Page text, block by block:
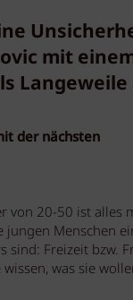
mit
der nächsten
von 20-50 ist alles
Menschen
Freizeit bzw.
was sie